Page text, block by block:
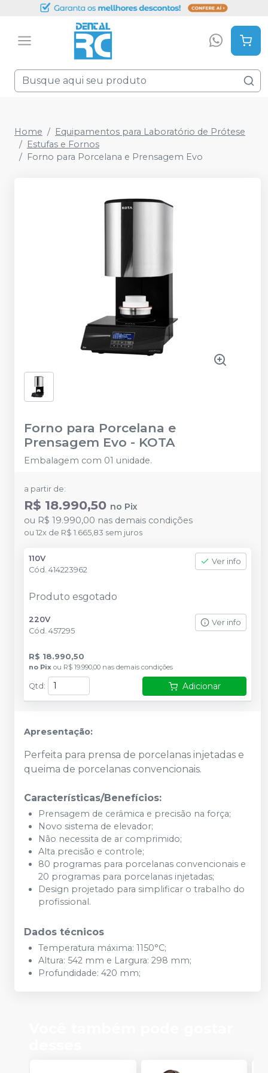
Home
Equipamentos para Laboratório de Prótese
Estufas e Fornos
Forno para Porcelana e Prensagem Evo
Forno para Porcelana e
Prensagem Evo - KOTA
Embalagem com 01 unidade.
a partir de:
R$ 18.990,50 no Pix
ou R$ 19.990,00 nas demais condições
ou 12x de R$ 1.665,83 sem juros
110V
Cód. 414223962
Ver info
Produto esgotado
220V
Cód. 457295
Ver info
R$ 18.990,50
no Pix ou R$ 19.990,00 nas demais condições
Qtd : Adicionar
Apresentação:
Perfeita para prensa de porcelanas injetadas e
queima de porcelanas convencionais.
Características/Benefícios:
Prensagem de cerâmica e precisão na força;
Novo sistema de elevador;
Não necessita de ar comprimido;
Alta precisão e controle;
80 programas para porcelanas convencionais e
20 programas para porcelanas injetadas;
Design projetado para simplificar o trabalho do
profissional.
Dados técnicos
Temperatura máxima: 1150°C;
Altura: 542 mm e Largura: 298 mm;
Profundidade: 420 mm;